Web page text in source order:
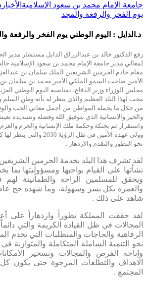
جامعة الإمام محمد بن سعود الإسلامية الأخبار
يوم الفخر والرفعة والمجد
د.الدايل : اليوم الوطني يوم الفخر والرفعة
رفع الدكتور خالد بن عبدالرزاق الدايل مستشار مدير
لمعالي مدير جامعة الإمام محمد بن سعود الإسلامية
مقام خادم الحرمين الشريفين الملك سلمان بن
الأمين صاحب السمو الملكي الأمير محمد بن سلمان
مجلس الوزراء وزير الدفاع، بمناسبة اليوم الوطني
محب لهذا البلد العظيم والذي ينظر له بأنه وطن السلم
من خلال ما يحمله المواطن من أجمل معاني الحب
والخير والانسانية الذي بتوفيق الله وفضله وتسديده
واستقرار ثم بحنكة وحكمة ملك الإنسانية والحزم
وولي عهده الأمين في ظل
نحو التطور والتقدم والازدهار .
لقد تشرف هذا البلد بخدمة الحرمين
نشأتها على القيام بواجبها ومسؤوليتها بما
ويحقق للمسلمين الراحة والطمأنينة
شاهد على ذلك .
لقد حققت المملكة تطوراً وازدهاراً
المجالات في ظل القيادة الكريمة والتي
الرفاهية والحاجات والمتطلبات التي تخدم
نحو التنمية الشاملة المتكاملة والمتوازنة
وإتاحة الفرص والمجالات وتسخير
الاهداف والتطلعات المرجوة حتى يكون
المجتمع .